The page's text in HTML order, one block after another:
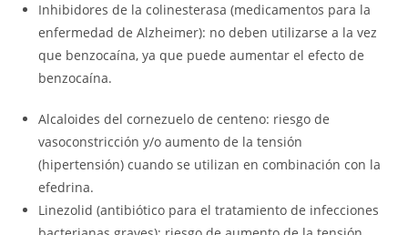
Inhibidores de la colinesterasa (medicamentos para la
enfermedad de Alzheimer): no deben utilizarse a la vez
que benzocaína, ya que puede aumentar el efecto de
benzocaína.
Alcaloides del cornezuelo de centeno: riesgo de
vasoconstricción y/o aumento de la tensión
(hipertensión) cuando se utilizan en combinación con la
efedrina.
Linezolid (antibiótico para el tratamiento de infecciones